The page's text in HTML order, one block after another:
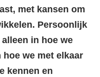
met kansen om
Persoonlijk
in hoe we
we met elkaar
kennen en